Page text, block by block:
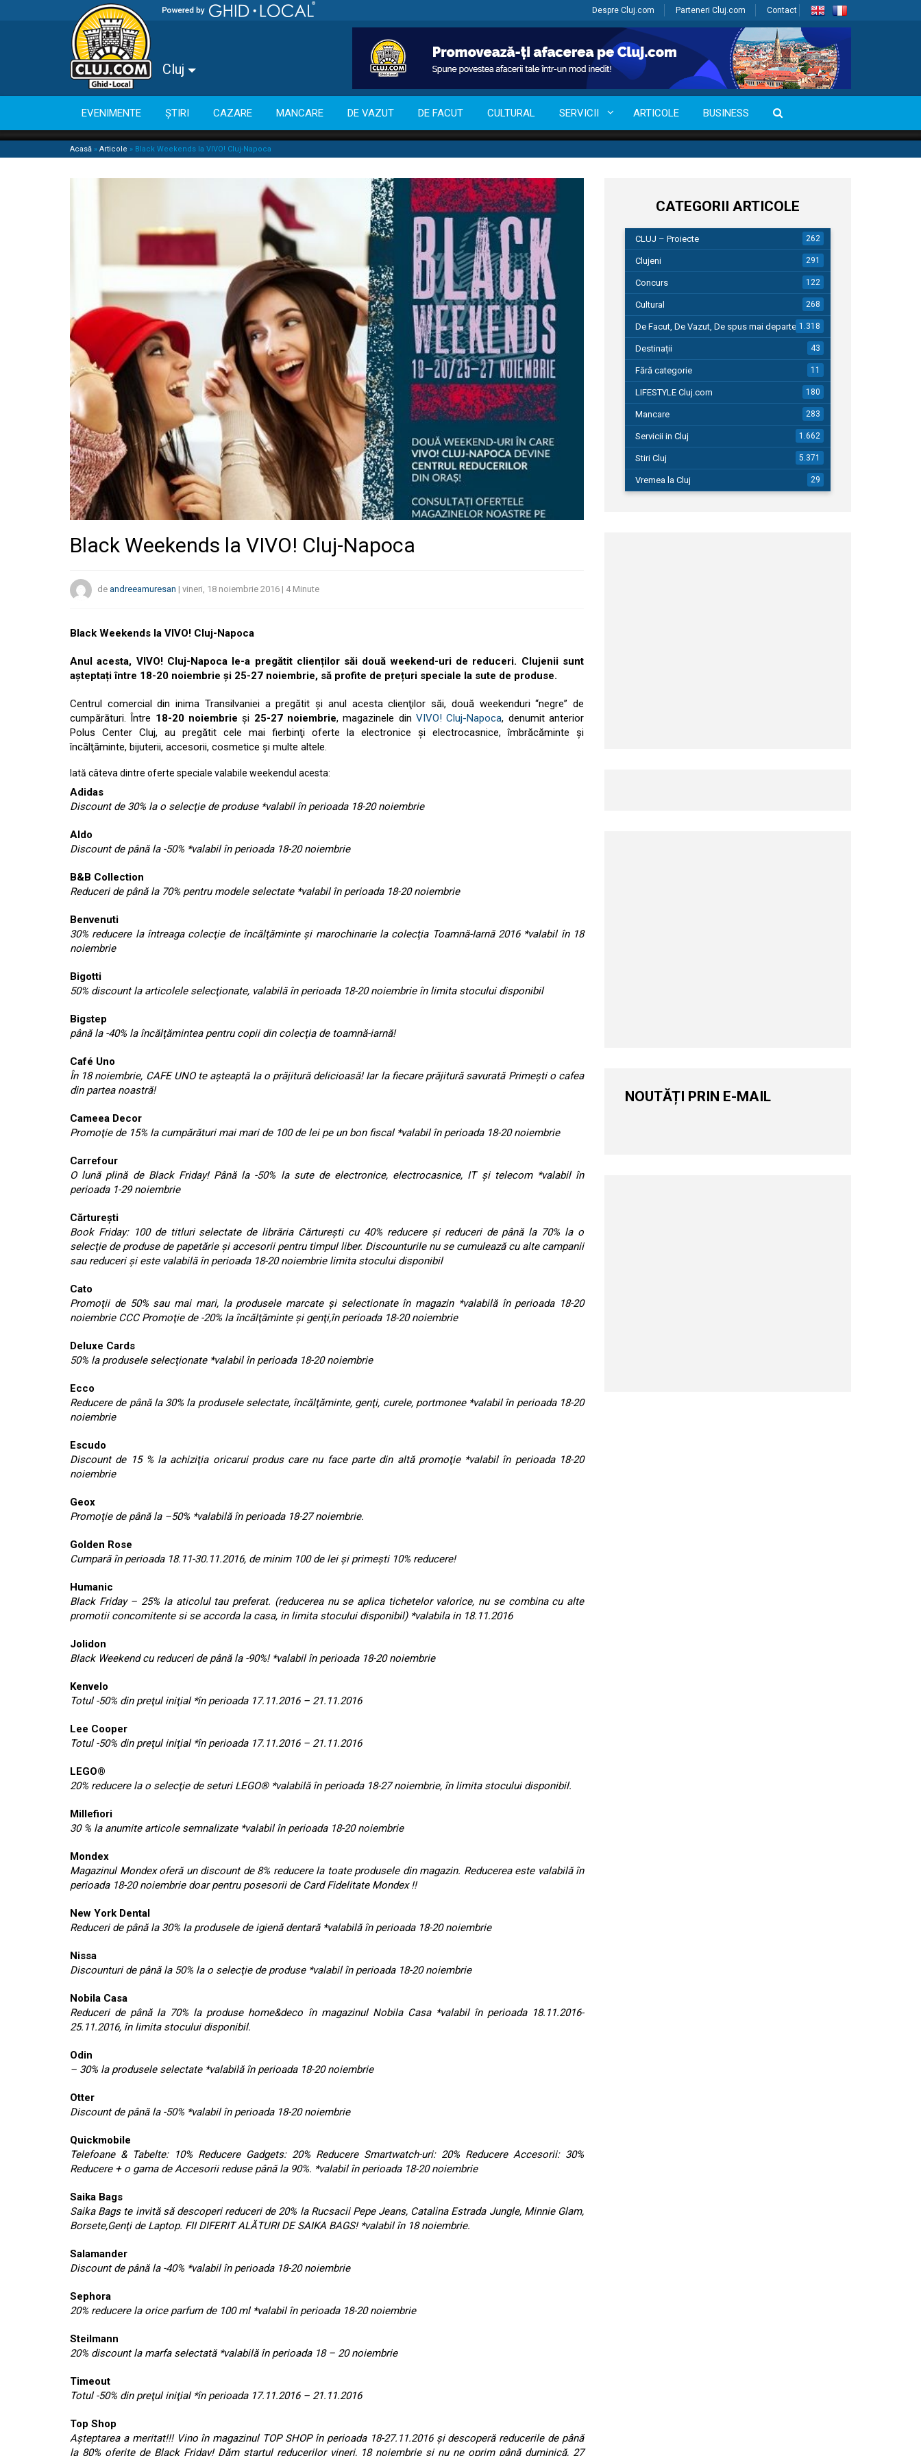
Despre Cluj.com Parteneri Cluj.com Contact
Cluj
EVENIMENTE ȘTIRI CAZARE MANCARE DE VAZUT DE FACUT CULTURAL SERVICII ARTICOLE BUSINESS
Acasă » Articole » Black Weekends la VIVO! Cluj-Napoca
Black Weekends la VIVO! Cluj-Napoca
de andreeamuresan | vineri, 18 noiembrie 2016 | 4 Minute
Black Weekends la VIVO! Cluj-Napoca
Anul acesta, VIVO! Cluj-Napoca le-a pregătit clienților săi două weekend-uri de reduceri. Clujenii sunt
așteptați între 18-20 noiembrie și 25-27 noiembrie, să profite de prețuri speciale la sute de produse.
Centrul comercial din inima Transilvaniei a pregătit şi anul acesta clienţilor săi, două weekenduri “negre” de
cumpărături. Între 18-20 noiembrie şi 25-27 noiembrie, magazinele dinVIVO! Cluj-Napoca, denumit anterior
Polus Center Cluj, au pregătit cele mai fierbinţi oferte la electronice şi electrocasnice, îmbrăcăminte şi
încălţăminte, bijuterii, accesorii, cosmetice şi multe altele.
Iată câteva dintre oferte speciale valabile weekendul acesta:
Adidas
Discount de 30% la o selecţie de produse *valabil în perioada 18-20 noiembrie
Aldo
Discount de până la -50% *valabil în perioada 18-20 noiembrie
B&B Collection
Reduceri de până la 70% pentru modele selectate *valabil în perioada 18-20 noiembrie
Benvenuti
30% reducere la întreaga colecţie de încălţăminte şi marochinarie la colecţia Toamnă-Iarnă 2016 *valabil în 18
noiembrie
Bigotti
50% discount la articolele selecţionate, valabilă în perioada 18-20 noiembrie în limita stocului disponibil
Bigstep
până la -40% la încălţămintea pentru copii din colecţia de toamnă-iarnă!
Café Uno
În 18 noiembrie, CAFE UNO te așteaptă la o prăjitură delicioasă! Iar la fiecare prăjitură savurată Primești o cafea
din partea noastră!
Cameea Decor
Promoţie de 15% la cumpărături mai mari de 100 de lei pe un bon fiscal *valabil în perioada 18-20 noiembrie
Carrefour
O lună plină de Black Friday! Până la -50% la sute de electronice, electrocasnice, IT şi telecom *valabil în
perioada 1-29 noiembrie
Cărtureşti
Book Friday: 100 de titluri selectate de librăria Cărtureşti cu 40% reducere şi reduceri de până la 70% la o
selecţie de produse de papetărie şi accesorii pentru timpul liber. Discounturile nu se cumulează cu alte campanii
sau reduceri şi este valabilă în perioada 18-20 noiembrie limita stocului disponibil
Cato
Promoţii de 50% sau mai mari, la produsele marcate şi selectionate în magazin *valabilă în perioada 18-20
noiembrie CCC Promoţie de -20% la încălţăminte şi genţi,în perioada 18-20 noiembrie
Deluxe Cards
50% la produsele selecţionate *valabil în perioada 18-20 noiembrie
Ecco
Reducere de până la 30% la produsele selectate, încălţăminte, genţi, curele, portmonee *valabil în perioada 18-20
noiembrie
Escudo
Discount de 15 % la achiziţia oricarui produs care nu face parte din altă promoţie *valabil în perioada 18-20
noiembrie
Geox
Promoţie de până la –50% *valabilă în perioada 18-27 noiembrie.
Golden Rose
Cumpară în perioada 18.11-30.11.2016, de minim 100 de lei şi primeşti 10% reducere!
Humanic
Black Friday – 25% la aticolul tau preferat. (reducerea nu se aplica tichetelor valorice, nu se combina cu alte
promotii concomitente si se accorda la casa, in limita stocului disponibil) *valabila in 18.11.2016
Jolidon
Black Weekend cu reduceri de până la -90%! *valabil în perioada 18-20 noiembrie
Kenvelo
Totul -50% din preţul iniţial *în perioada 17.11.2016 – 21.11.2016
Lee Cooper
Totul -50% din preţul iniţial *în perioada 17.11.2016 – 21.11.2016
LEGO®
20% reducere la o selecţie de seturi LEGO® *valabilă în perioada 18-27 noiembrie, în limita stocului disponibil.
Millefiori
30 % la anumite articole semnalizate *valabil în perioada 18-20 noiembrie
Mondex
Magazinul Mondex oferă un discount de 8% reducere la toate produsele din magazin. Reducerea este valabilă în
perioada 18-20 noiembrie doar pentru posesorii de Card Fidelitate Mondex !!
New York Dental
Reduceri de până la 30% la produsele de igienă dentară *valabilă în perioada 18-20 noiembrie
Nissa
Discounturi de până la 50% la o selecţie de produse *valabil în perioada 18-20 noiembrie
Nobila Casa
Reduceri de până la 70% la produse home&deco în magazinul Nobila Casa *valabil în perioada 18.11.2016-
25.11.2016, în limita stocului disponibil.
Odin
– 30% la produsele selectate *valabilă în perioada 18-20 noiembrie
Otter
Discount de până la -50% *valabil în perioada 18-20 noiembrie
Quickmobile
Telefoane & Tabelte: 10% Reducere Gadgets: 20% Reducere Smartwatch-uri: 20% Reducere Accesorii: 30%
Reducere + o gama de Accesorii reduse până la 90%. *valabil în perioada 18-20 noiembrie
Saika Bags
Saika Bags te invită să descoperi reduceri de 20% la Rucsacii Pepe Jeans, Catalina Estrada Jungle, Minnie Glam,
Borsete,Genţi de Laptop. FII DIFERIT ALĂTURI DE SAIKA BAGS! *valabil în 18 noiembrie.
Salamander
Discount de până la -40% *valabil în perioada 18-20 noiembrie
Sephora
20% reducere la orice parfum de 100 ml *valabil în perioada 18-20 noiembrie
Steilmann
20% discount la marfa selectată *valabilă în perioada 18 – 20 noiembrie
Timeout
Totul -50% din preţul iniţial *în perioada 17.11.2016 – 21.11.2016
Top Shop
Aşteptarea a meritat!!! Vino în magazinul TOP SHOP în perioada 18-27.11.2016 şi descoperă reducerile de până
la 80% oferite de Black Friday! Dăm startul reducerilor vineri, 18 noiembrie şi nu ne oprim până duminică, 27
CATEGORII ARTICOLE
CLUJ – Proiecte 262
Clujeni 291
Concurs 122
Cultural 268
De Facut, De Vazut, De spus mai departe…1.318
Destinații 43
Fără categorie 11
LIFESTYLE Cluj.com 180
Mancare 283
Servicii in Cluj 1.662
Stiri Cluj 5.371
Vremea la Cluj 29
NOUTĂȚI PRIN E-MAIL